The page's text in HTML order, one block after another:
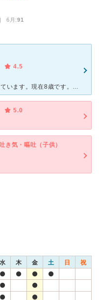
6月:91
4.5
子供が赤ちゃんの時からお世話になっています。現在8歳です。体調の他にもちゃんと話をきいてくれて、適切なアドバイスして頂きました。診察も丁寧で、近くに他の病院もありますが、ちょっと遠くてもこちらに来ます
5.0
き気・嘔吐（子供）
水 木 金 土 日 祝